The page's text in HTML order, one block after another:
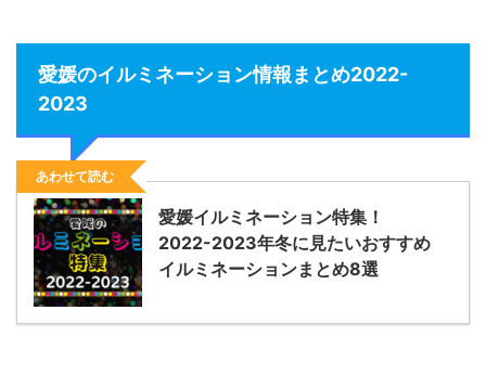
愛媛のイルミネーション情報まとめ2022-
2023
あわせて読む
愛媛イルミネーション特集！
2022-2023年冬に見たいおすすめ
イルミネーションまとめ8選